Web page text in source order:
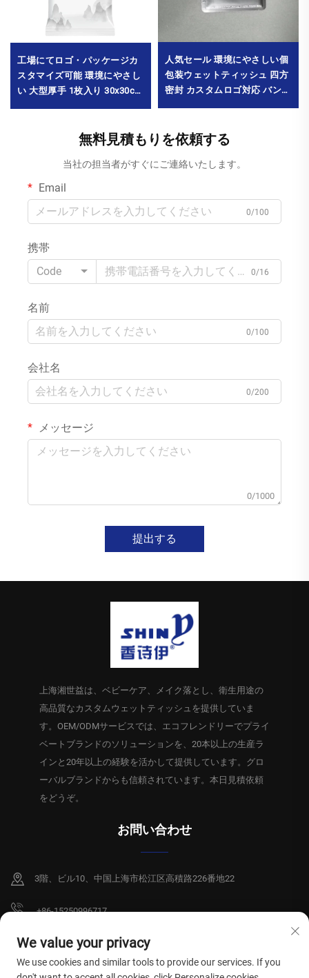
工場にてロゴ・パッケージカ
スタマイズ可能 環境にやさし
い 大型厚手 1枚入り 30x30cm
人気セール 環境にやさしい個
包装ウェットティッシュ 四方
密封 カスタムロゴ対応 バンケ
数量10000パック
無料見積もりを依頼する
当社の担当者がすぐにご連絡いたします。
Email
0/100
携帯
Code
0/16
名前
0/100
会社名
0/200
メッセージ
0/1000
提出する
上海湘世益は、ベビーケア、メイク落とし、衛生用途の
高品質なカスタムウェットティッシュを提供していま
す。OEM/ODMサービスでは、エコフレンドリーでプライ
ベートブランドのソリューションを、20本以上の生産ラ
インと20年以上の経験を活かして提供しています。グロ
ーバルブランドからも信頼されています。本日見積依頼
をどうぞ。
お問い合わせ
3階、ビル10、中国上海市松江区高積路226番地22
+86-15250996717
[email protected]
We value your privacy
We use cookies and similar tools to provide our services. If you